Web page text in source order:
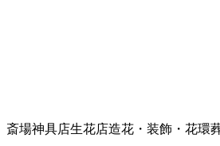
斎場神具店生花店造花・装飾・花環